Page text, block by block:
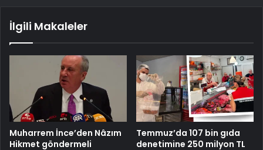
İlgili Makaleler
Muharrem İnce’den Nâzım
Hikmet göndermeli
Temmuz’da 107 bin gıda
denetimine 250 milyon TL